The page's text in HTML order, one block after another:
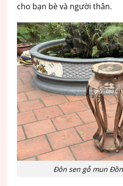
cho bạn bè và người thân.
Đôn sen gỗ mun